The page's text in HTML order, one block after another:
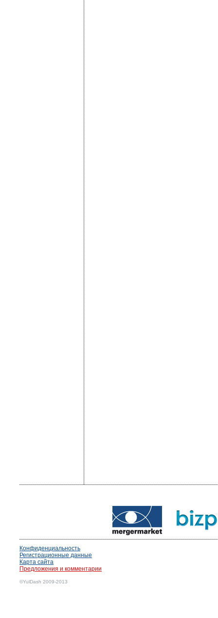
Конфиденциальность
Регистрационные данные
Карта сайта
Предложения и комментарии
©YulDash 2009-2013